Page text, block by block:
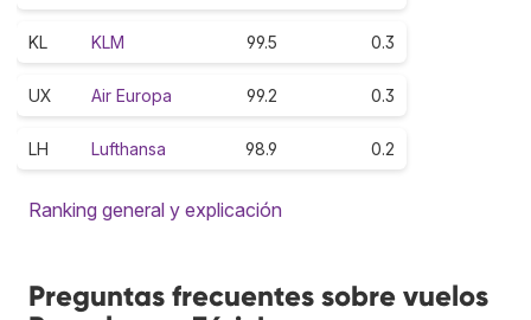
KL KLM 99.5 0.3
UX Air Europa 99.2 0.3
LH Lufthansa 98.9 0.2
Ranking general y explicación
Preguntas frecuentes sobre vuelos